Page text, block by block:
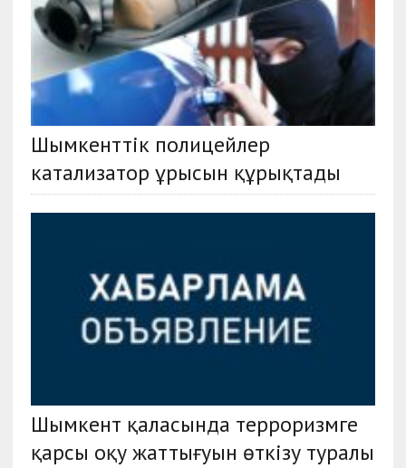
Шымкенттік полицейлер
катализатор ұрысын құрықтады
Шымкент қаласында терроризмге
қарсы оқу жаттығуын өткізу туралы